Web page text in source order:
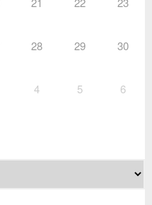
28 29 30
4 5 6